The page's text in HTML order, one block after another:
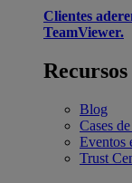
Clientes
TeamViewer.
Recursos
Blog
Cases
Eventos
Trust